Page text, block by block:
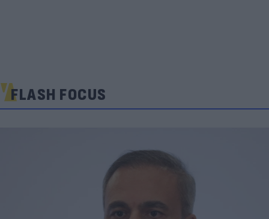
FLASH FOCUS